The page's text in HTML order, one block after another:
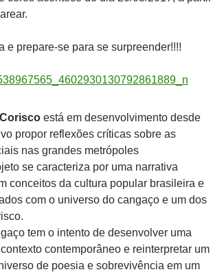
e prepare-se para se surpreender!!!!
está em desenvolvimento desde
propor reflexões críticas sobre as
nas grandes metrópoles
se caracteriza por uma narrativa
conceitos da cultura popular brasileira e
com o universo do cangaço e um dos
tem o intento de desenvolver uma
contemporâneo e reinterpretar um
de poesia e sobrevivência em um